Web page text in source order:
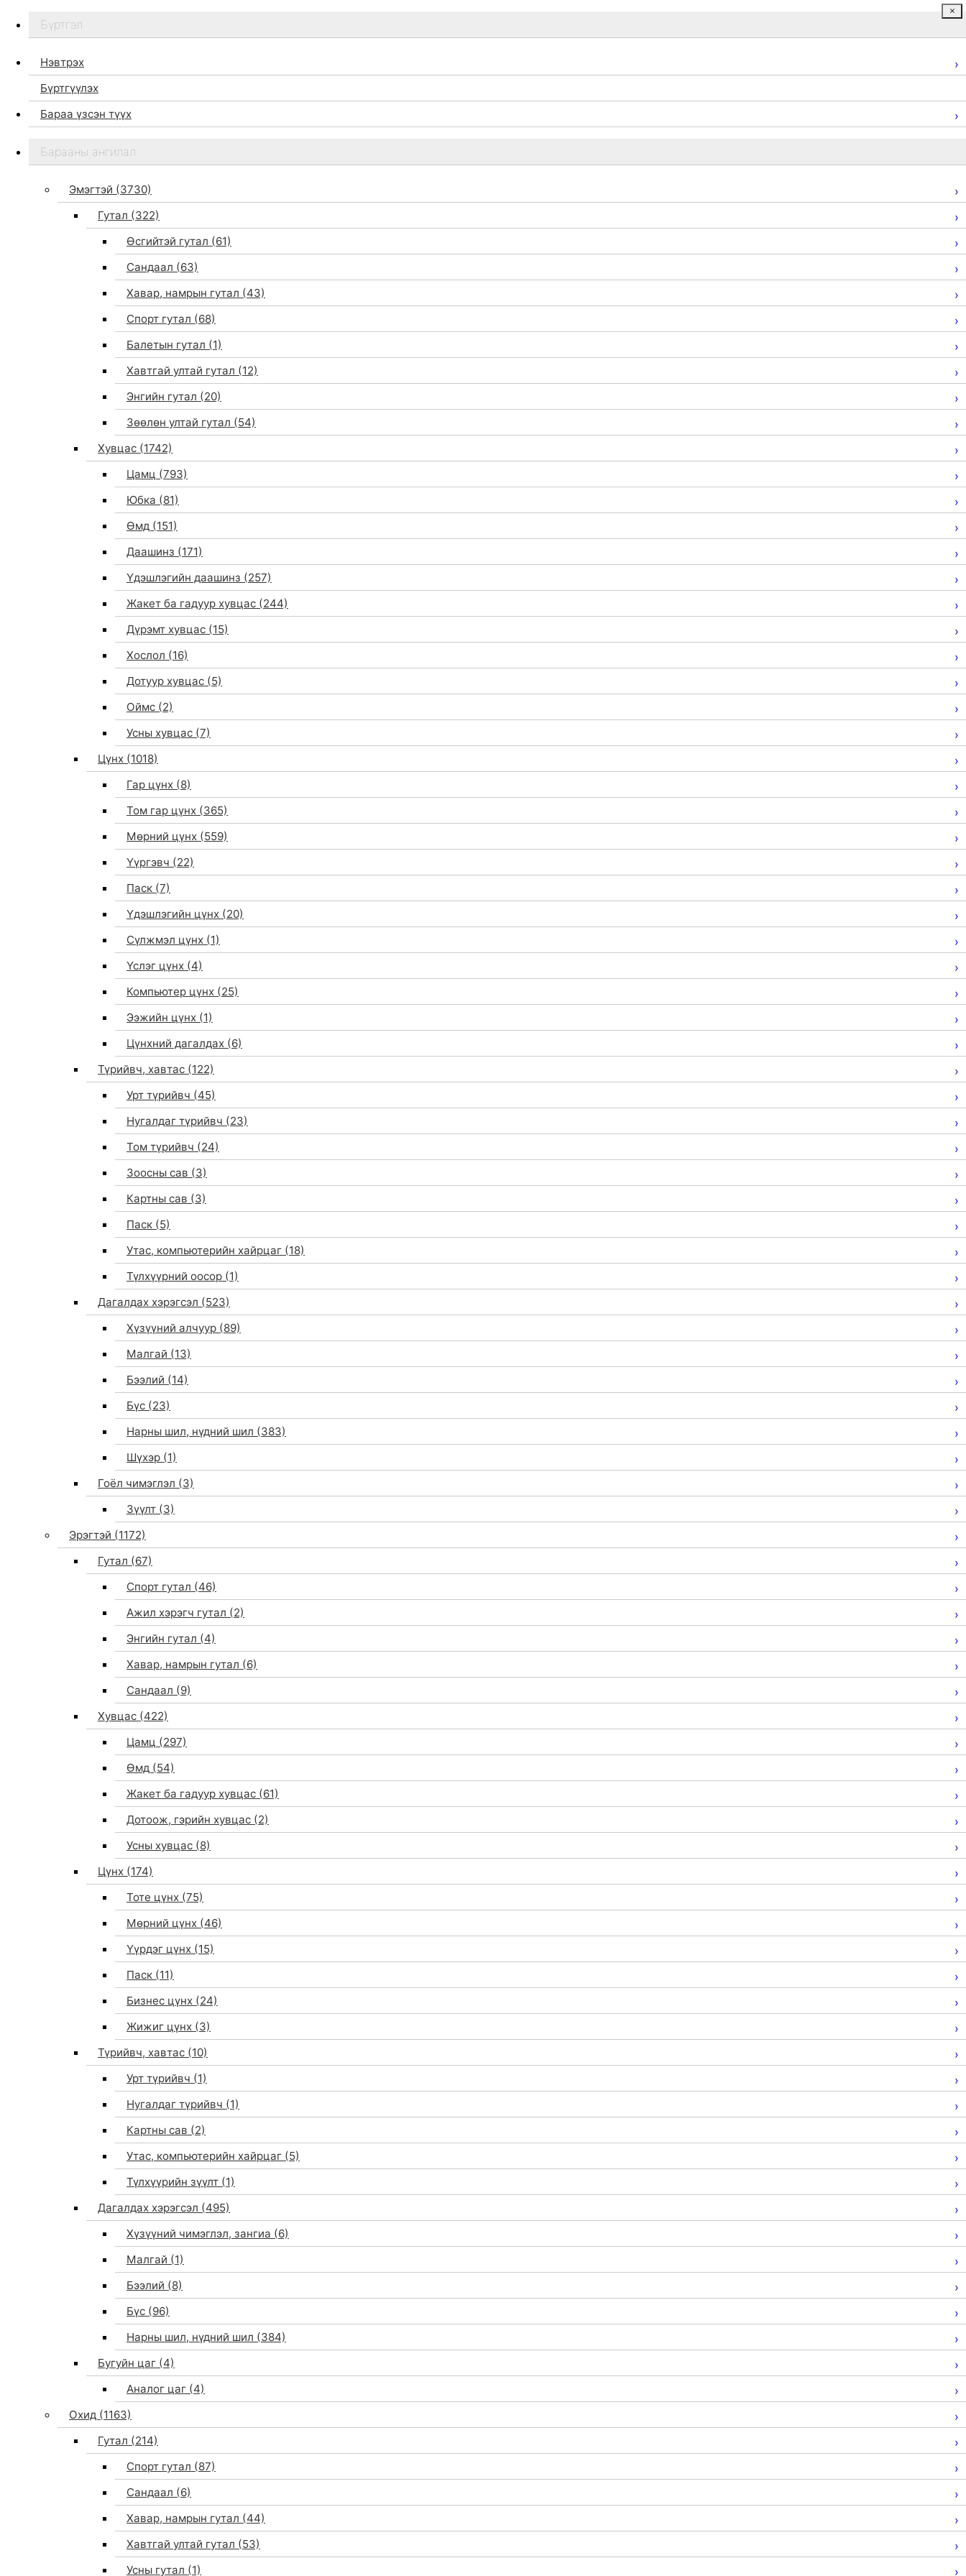
Бидний тухай
Дэлгүүр
Бүртгэл
Нэвтрэх
Бүртгүүлэх
Бараа үзсэн түүх
Барааны ангилал
Эмэгтэй (3730)
Гутал (322)
Өсгийтэй гутал (61)
Сандаал (63)
Хавар, намрын гутал (43)
Спорт гутал (68)
Балетын гутал (1)
Хавтгай ултай гутал (12)
Энгийн гутал (20)
Зөөлөн ултай гутал (54)
Хувцас (1742)
Цамц (793)
Юбка (81)
Өмд (151)
Даашинз (171)
Үдэшлэгийн даашинз (257)
Жакет ба гадуур хувцас (244)
Дүрэмт хувцас (15)
Хослол (16)
Дотуур хувцас (5)
Оймс (2)
Усны хувцас (7)
Цүнх (1018)
Гар цүнх (8)
Том гар цүнх (365)
Мөрний цүнх (559)
Үүргэвч (22)
Паск (7)
Үдэшлэгийн цүнх (20)
Сүлжмэл цүнх (1)
Үслэг цүнх (4)
Компьютер цүнх (25)
Ээжийн цүнх (1)
Цүнхний дагалдах (6)
Түрийвч, хавтас (122)
Урт түрийвч (45)
Нугалдаг түрийвч (23)
Том түрийвч (24)
Зоосны сав (3)
Картны сав (3)
Паск (5)
Утас, компьютерийн хайрцаг (18)
Түлхүүрний оосор (1)
Дагалдах хэрэгсэл (523)
Хүзүүний алчуур (89)
Малгай (13)
Бээлий (14)
Бүс (23)
Нарны шил, нүдний шил (383)
Шүхэр (1)
Гоёл чимэглэл (3)
Зүүлт (3)
Эрэгтэй (1172)
Гутал (67)
Спорт гутал (46)
Ажил хэрэгч гутал (2)
Энгийн гутал (4)
Хавар, намрын гутал (6)
Сандаал (9)
Хувцас (422)
Цамц (297)
Өмд (54)
Жакет ба гадуур хувцас (61)
Дотоож, гэрийн хувцас (2)
Усны хувцас (8)
Цүнх (174)
Тоте цүнх (75)
Мөрний цүнх (46)
Үүрдэг цүнх (15)
Паск (11)
Бизнес цүнх (24)
Жижиг цүнх (3)
Түрийвч, хавтас (10)
Урт түрийвч (1)
Нугалдаг түрийвч (1)
Картны сав (2)
Утас, компьютерийн хайрцаг (5)
Түлхүүрийн зүүлт (1)
Дагалдах хэрэгсэл (495)
Хүзүүний чимэглэл, зангиа (6)
Малгай (1)
Бээлий (8)
Бүс (96)
Нарны шил, нүдний шил (384)
Бугуйн цаг (4)
Аналог цаг (4)
Охид (1163)
Гутал (214)
Спорт гутал (87)
Сандаал (6)
Хавар, намрын гутал (44)
Хавтгай ултай гутал (53)
Усны гутал (1)